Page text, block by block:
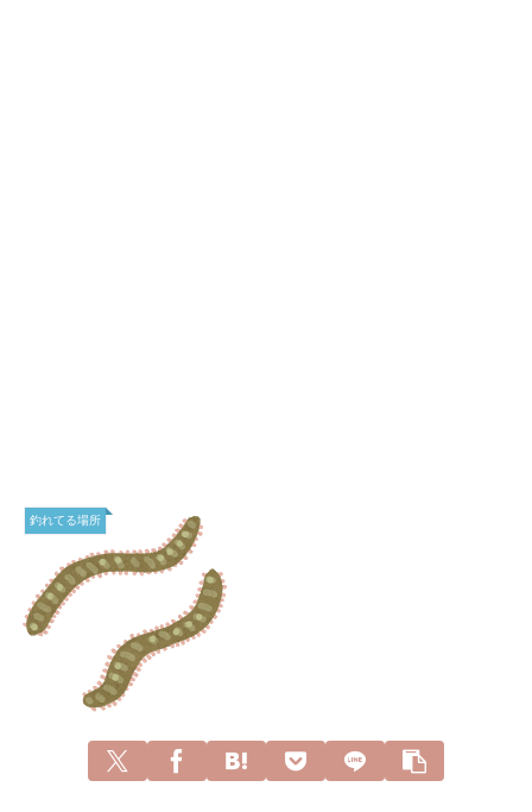
釣れてる場所